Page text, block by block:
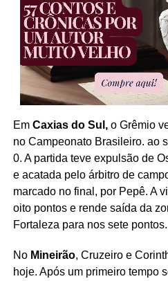
Em Caxias do Sul,o Grêmio
no Campeonato Brasileiro. ao
0. A partida teve expulsão de
e acatada pelo árbitro de
marcado no final, por Pepê. A
oito pontos e rende saída da
Fortaleza para nos sete pontos.
No Mineirão, Cruzeiro e
hoje. Após um primeiro tempo